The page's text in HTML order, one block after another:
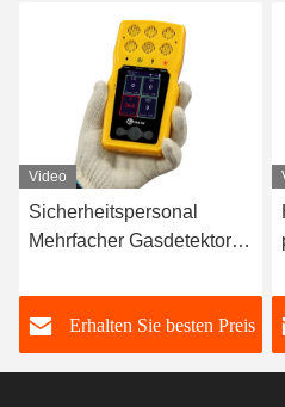
Video
Sicherheitspersonal
Mehrfacher Gasdetektor
6 In 1 Gasdetektor
Erhalten Sie besten Preis